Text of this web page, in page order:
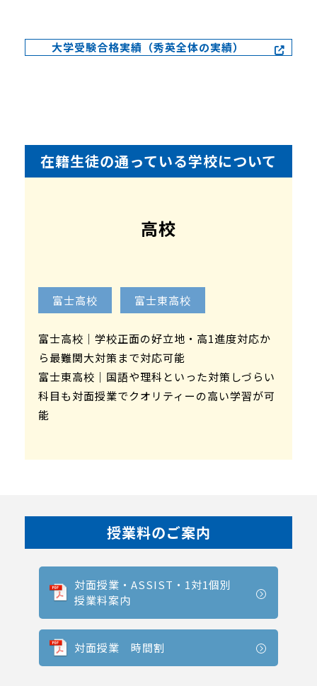
大学受験合格実績（秀英全体の実績）
在籍生徒の通っている学校について
高校
富士高校 富士東高校
富士高校｜学校正面の好立地・高1進度対応か
ら最難関大対策まで対応可能
富士東高校｜国語や理科といった対策しづらい
科目も対面授業でクオリティーの高い学習が可
能
授業料のご案内
対面授業・ASSIST・1対1個別
授業料案内
対面授業 時間割